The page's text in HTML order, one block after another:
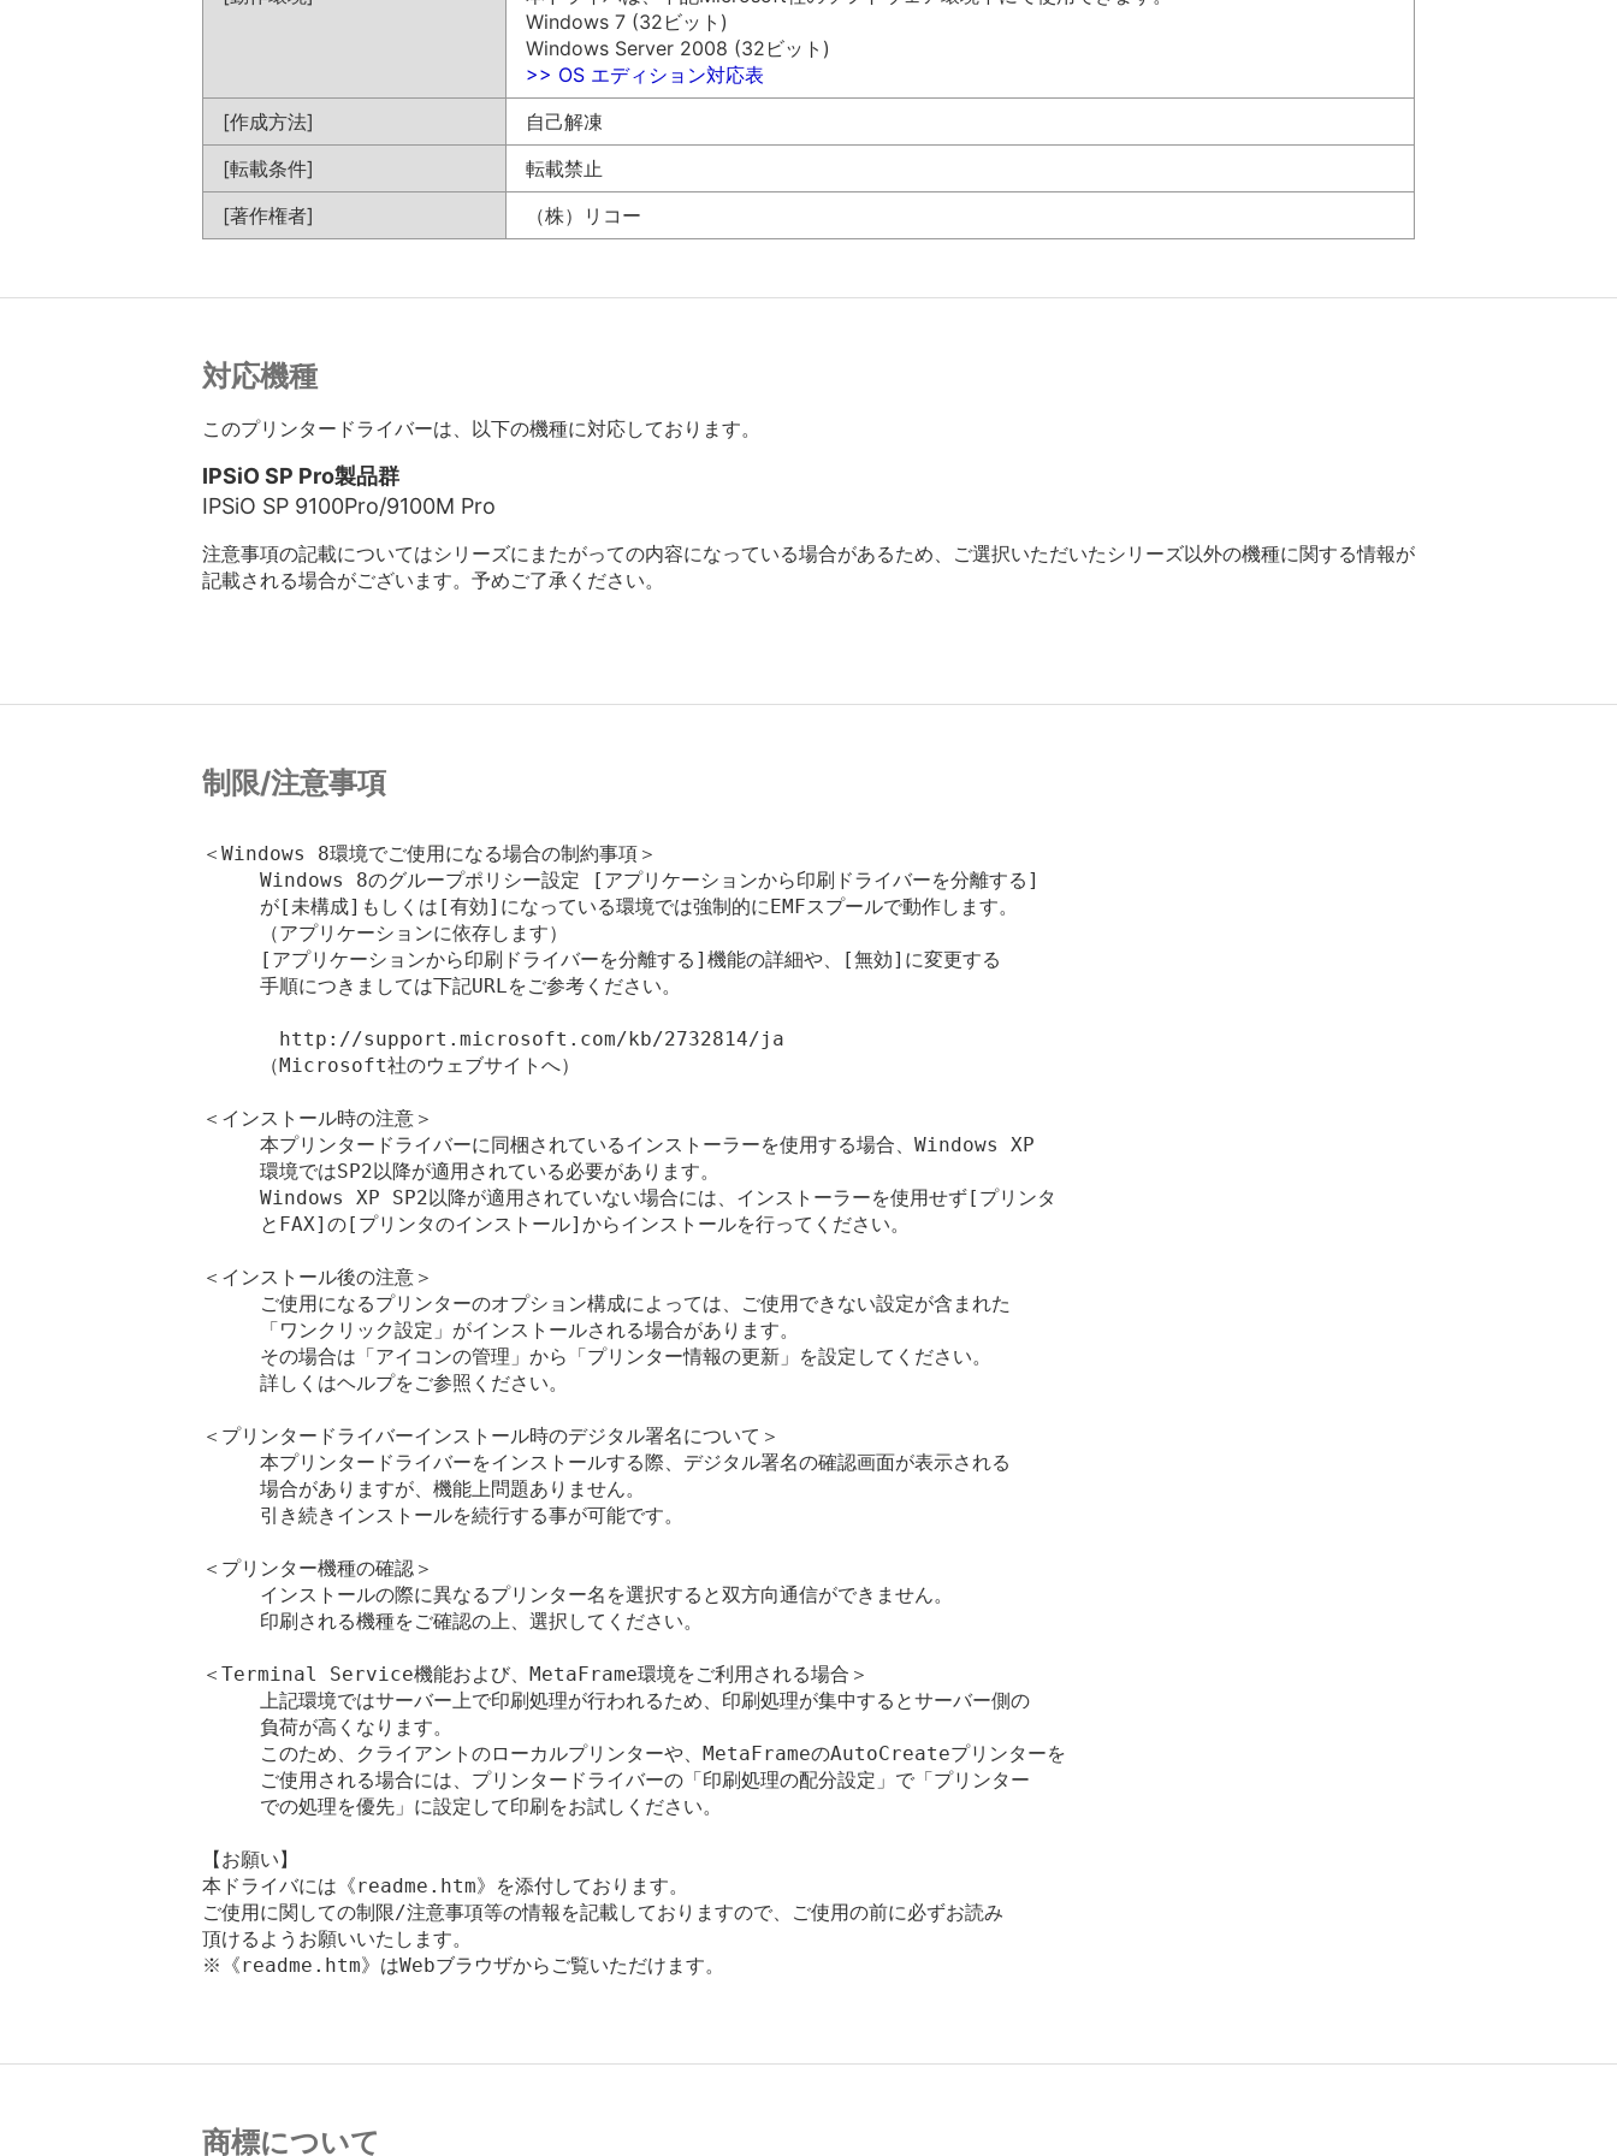
Windows 7 (32ビット)
Windows Server 2008 (32ビット)
>> OS エディション対応表
[作成方法]
自己解凍
[転載条件]
転載禁止
[著作権者]
（株）リコー
対応機種
このプリンタードライバーは、以下の機種に対応しております。
IPSiO SP Pro製品群
IPSiO SP 9100Pro/9100M Pro
注意事項の記載についてはシリーズにまたがっての内容になっている場合があるため、ご選択いただいたシリーズ以外の機種に関する情報が
記載される場合がございます。予めご了承ください。
制限/注意事項
＜Windows 8環境でご使用になる場合の制約事項＞
Windows 8のグループポリシー設定 [アプリケーションから印刷ドライバーを分離する]
が[未構成]もしくは[有効]になっている環境では強制的にEMFスプールで動作します。
（アプリケーションに依存します）
[アプリケーションから印刷ドライバーを分離する]機能の詳細や、[無効]に変更する
手順につきましては下記URLをご参考ください。
http://support.microsoft.com/kb/2732814/ja
（Microsoft社のウェブサイトへ）
＜インストール時の注意＞
本プリンタードライバーに同梱されているインストーラーを使用する場合、Windows XP
環境ではSP2以降が適用されている必要があります。
Windows XP SP2以降が適用されていない場合には、インストーラーを使用せず[プリンタ
とFAX]の[プリンタのインストール]からインストールを行ってください。
＜インストール後の注意＞
ご使用になるプリンターのオプション構成によっては、ご使用できない設定が含まれた
「ワンクリック設定」がインストールされる場合があります。
その場合は「アイコンの管理」から「プリンター情報の更新」を設定してください。
詳しくはヘルプをご参照ください。
＜プリンタードライバーインストール時のデジタル署名について＞
本プリンタードライバーをインストールする際、デジタル署名の確認画面が表示される
場合がありますが、機能上問題ありません。
引き続きインストールを続行する事が可能です。
＜プリンター機種の確認＞
インストールの際に異なるプリンター名を選択すると双方向通信ができません。
印刷される機種をご確認の上、選択してください。
＜Terminal Service機能および、MetaFrame環境をご利用される場合＞
上記環境ではサーバー上で印刷処理が行われるため、印刷処理が集中するとサーバー側の
負荷が高くなります。
このため、クライアントのローカルプリンターや、MetaFrameのAutoCreateプリンターを
ご使用される場合には、プリンタードライバーの「印刷処理の配分設定」で「プリンター
での処理を優先」に設定して印刷をお試しください。
【お願い】
本ドライバには《readme.htm》を添付しております。
ご使用に関しての制限/注意事項等の情報を記載しておりますので、ご使用の前に必ずお読み
頂けるようお願いいたします。
※《readme.htm》はWebブラウザからご覧いただけます。
商標について